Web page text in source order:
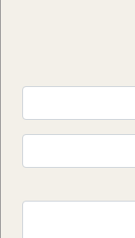
به نماد
گشته
دو موضوع
کاوش های
ما نگاهی
را پای صحبت یک تجربه ی
و مشکلات و نیز
اتفاق افتاده
در حوزه های